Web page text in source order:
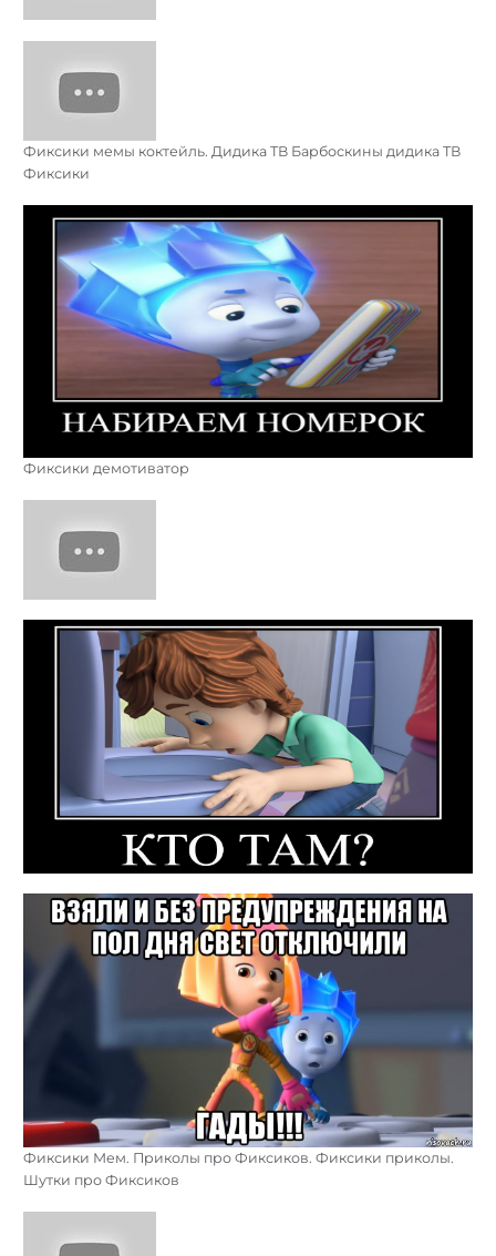
Фиксики мемы коктейль. Дидика ТВ Барбоскины дидика ТВ
Фиксики
Фиксики демотиватор
Фиксики Мем. Приколы про Фиксиков. Фиксики приколы.
Шутки про Фиксиков